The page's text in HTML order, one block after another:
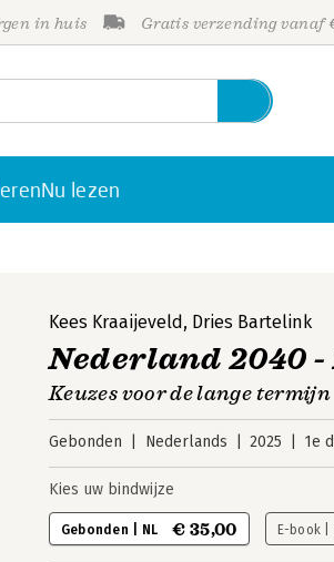
in huis Gratis verzending vanaf
Nu lezen
Kees Kraaijeveld, Dries Bartelink
Nederland 2040
Keuzes voor de lange termijn
Gebonden Nederlands 2025 1e
Kies uw bindwijze
Gebonden | NL € 35,00 E-book |